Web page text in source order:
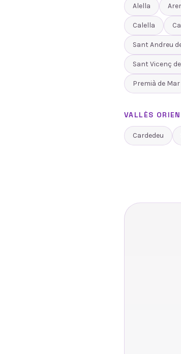
Alella
Calella
Sant Andreu
Sant Vicenç
Premià de Mar
VALLÈS
Cardedeu